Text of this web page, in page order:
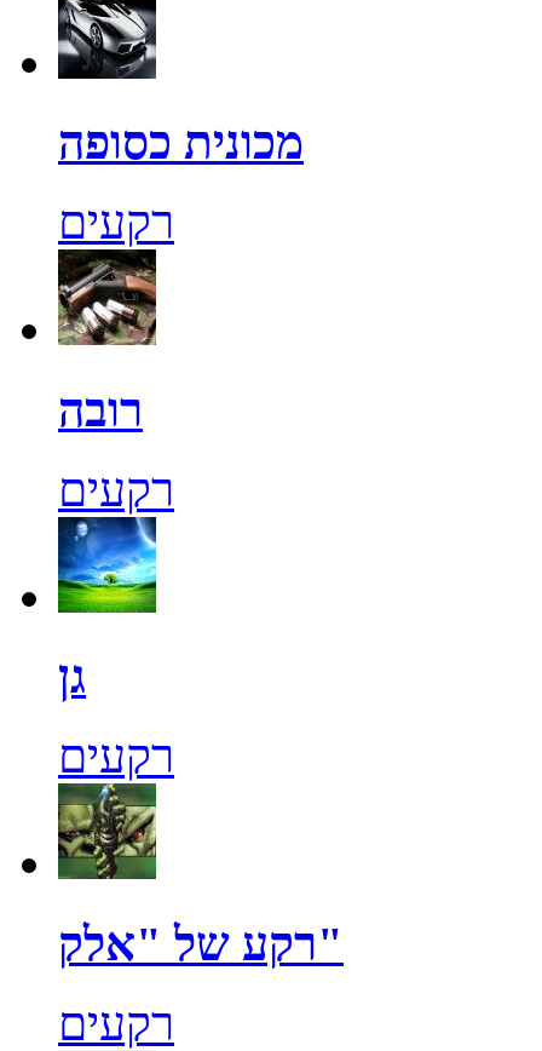
מכונית כסופה
רקעים
רובה
רקעים
גן
רקעים
רקע של "אלק"
רקעים